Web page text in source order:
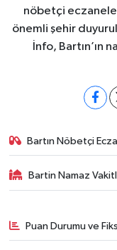
nöbetçi
önemli şehir
İnfo, Bartın’ın
Bartın Nöbetçi
Bartin Namaz
Puan Durumu ve